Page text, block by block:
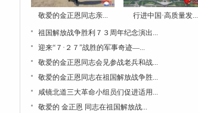
敬爱的金正恩同志亲... 行进中国·高质量发...
祖国解放战争胜利７３周年纪念演出...
迎来“７·２７”战胜的军事奇迹―...
敬爱的金正恩同志会见参战老兵和战...
敬爱的金正恩同志在祖国解放战争胜...
咸镜北道三大革命小组员们促进适用...
敬爱的 金正恩 同志在祖国解放战...